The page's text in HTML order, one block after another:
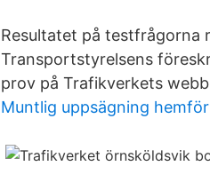
Resultatet på testfrågorna
Transportstyrelsens
prov på Trafikverkets
Muntlig uppsägning